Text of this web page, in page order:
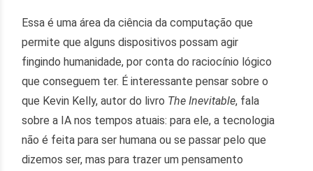
Essa é uma área da ciência da computação que
permite que alguns dispositivos possam agir
fingindo humanidade, por conta do raciocínio lógico
que conseguem ter. É interessante pensar sobre o
que Kevin Kelly, autor do livro The Inevitable, fala
sobre a IA nos tempos atuais: para ele, a tecnologia
não é feita para ser humana ou se passar pelo que
dizemos ser, mas para trazer um pensamento